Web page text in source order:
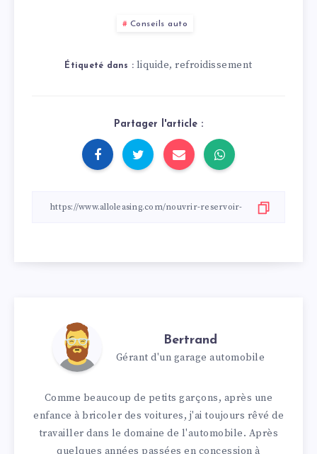
Conseils auto
Étiqueté dans : liquide,refroidissement
Partager l'article :
Bertrand
Gérant d'un garage automobile
Comme beaucoup de petits garçons, après une
enfance à bricoler des voitures, j'ai toujours rêvé de
travailler dans le domaine de l'automobile. Après
quelques années passées en concession à